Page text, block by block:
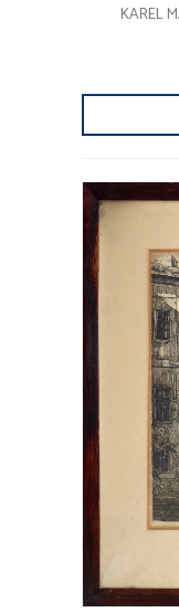
KAREL